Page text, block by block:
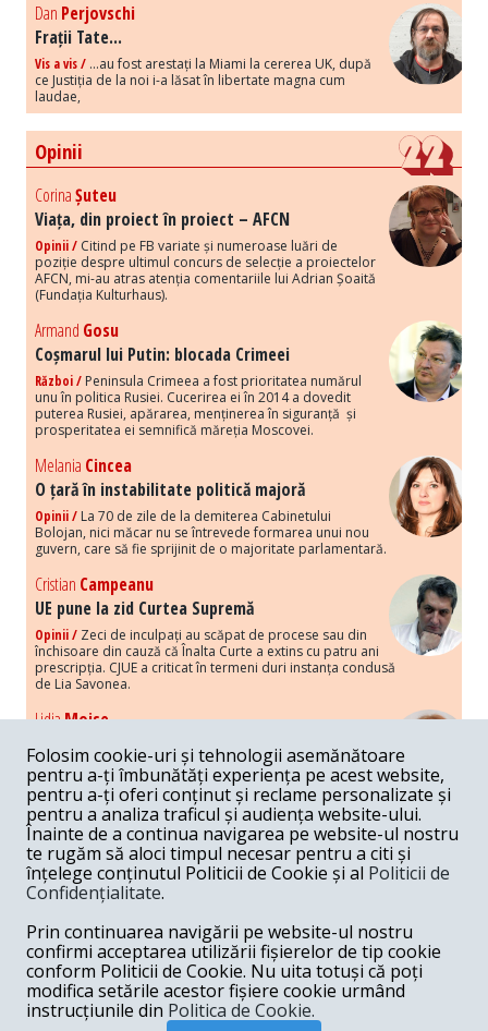
Dan Perjovschi
Frații Tate...
Vis a vis / ...au fost arestați la Miami la cererea UK, după
ce Justiția de la noi i-a lăsat în libertate magna cum
laudae,
Opinii
CorinaȘuteu
Viața, din proiect în proiect – AFCN
Opinii / Citind pe FB variate și numeroase luări de
poziție despre ultimul concurs de selecție a proiectelor
AFCN, mi-au atras atenția comentariile lui Adrian Șoaită
(Fundația Kulturhaus).
Armand Gosu
Coșmarul lui Putin: blocada Crimeei
Război / Peninsula Crimeea a fost prioritatea numărul
unu în politica Rusiei. Cucerirea ei în 2014 a dovedit
puterea Rusiei, apărarea, menținerea în siguranță și
prosperitatea ei semnifică măreția Moscovei.
Melania Cincea
O țară în instabilitate politică majoră
Opinii / La 70 de zile de la demiterea Cabinetului
Bolojan, nici măcar nu se întrevede formarea unui nou
guvern, care să fie sprijinit de o majoritate parlamentară.
Cristian Campeanu
UE pune la zid Curtea Supremă
Opinii / Zeci de inculpați au scăpat de procese sau din
închisoare din cauză că Înalta Curte a extins cu patru ani
prescripția. CJUE a criticat în termeni duri instanța condusă
de Lia Savonea.
LidiaMoise
Costurile economice ale haosului politic
Opinii / Economia nu poate rezista cu retorica falsă a
susținerii intereselor poporului, care, de fapt, ascunde
obsesia menținerii privilegiilor și a averilor unor caste.
Melania Cincea
Noi puseuri de xenofobie din partea românilor
„neaoși”
Periodic, în spațiul public sunt voci care lansează
mesaje xenofobe la adresa câte unui politician care deranjează un
anumit grup politico-mediatic, într-un anumit moment.
ArmandGosu
Unirea cu Moldova: modele istorice
Unirea cu Moldova depinde de intensitatea
Folosim cookie-uri și tehnologii asemănătoare
pentru a-ți îmbunătăți experiența pe acest website,
pentru a-ți oferi conținut și reclame personalizate și
pentru a analiza traficul și audiența website-ului.
Înainte de a continua navigarea pe website-ul nostru
te rugăm să aloci timpul necesar pentru a citi și
înțelege conținutul Politicii de Cookie și al Politicii de
Confidențialitate.
Prin continuarea navigării pe website-ul nostru
confirmi acceptarea utilizării fișierelor de tip cookie
conform Politicii de Cookie. Nu uita totuși că poți
modifica setările acestor fișiere cookie urmând
instrucțiunile din Politica de Cookie.